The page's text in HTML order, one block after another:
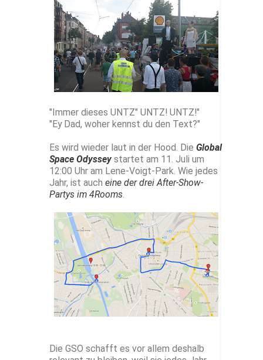
"Immer dieses UNTZ" UNTZ! UNTZ!"
"Ey Dad, woher kennst du den Text?"
Es wird wieder laut in der Hood. Die Global
Space Odysseystartet am 11. Juli um
12:00 Uhr am Lene-Voigt-Park. Wie jedes
Jahr, ist auch eine der drei After-Show-
Partys im 4Rooms.
Die GSO schafft es vor allem deshalb